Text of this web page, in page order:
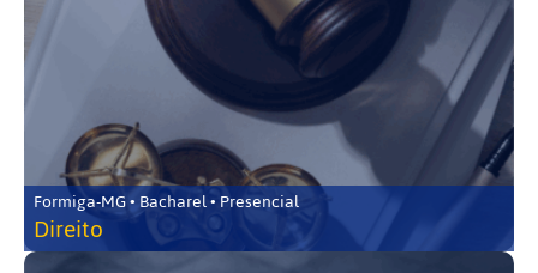
Formiga-MG • Bacharel • Presencial
Direito